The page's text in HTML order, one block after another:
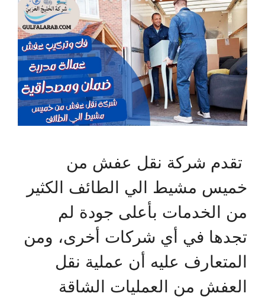
تقدم شركة نقل عفش من
خميس مشيط الي الطائف الكثير
من الخدمات بأعلى جودة لم
تجدها في أي شركات أخرى، ومن
المتعارف عليه أن عملية نقل
العفش من العمليات الشاقة